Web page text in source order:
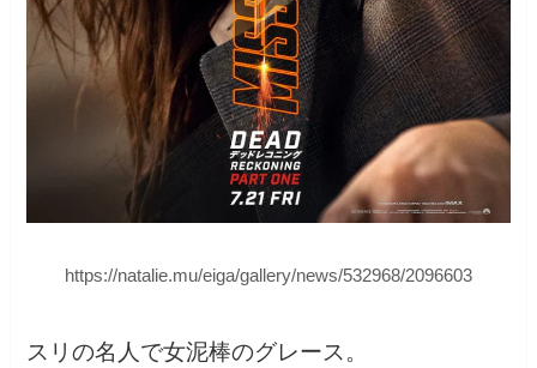
https://natalie.mu/eiga/gallery/news/532968/2096603
スリの名人で女泥棒のグレース。